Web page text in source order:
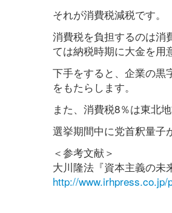
それが消費税減税です。
消費税を負担するのは消
ては納税時期に大金を用
下手をすると、企業の黒
をもたらします。
また、消費税8％は東北
選挙期間中に党首釈量子
＜参考文献＞
大川隆法『資本主義の未
http://